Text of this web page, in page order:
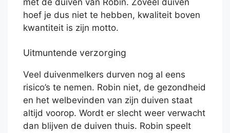
hoef je dus niet te hebben, kwaliteit boven
kwantiteit is zijn motto.
Uitmuntende verzorging
Veel duivenmelkers durven nog al eens
risico’s te nemen. Robin niet, de gezondheid
en het welbevinden van zijn duiven staat
altijd voorop. Wordt er slecht weer verwacht
dan blijven de duiven thuis. Robin speelt